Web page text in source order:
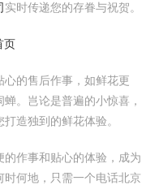
实时传递您的存眷与祝贺。
页
的售后作事，如鲜花更
。岂论是普遍的小惊喜，
造独到的鲜花体验。
作事和贴心的体验，成为
何地，只需一个电话北京